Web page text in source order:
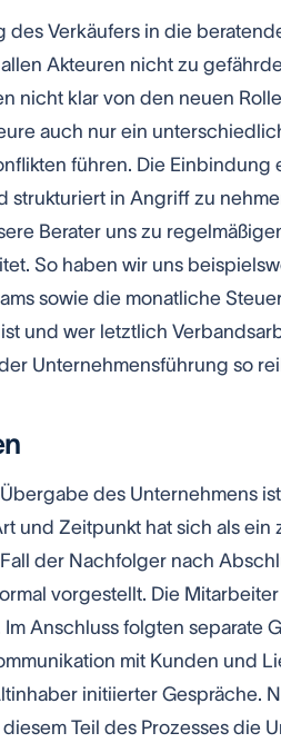
Verkäufers in die
Akteuren nicht zu
nicht klar von den neuen
auch nur ein
führen. Die
strukturiert in Angriff zu
Berater uns zu
So haben wir uns
sowie die monatliche
und wer letztlich
Unternehmensführung so
des Unternehmens
und Zeitpunkt hat sich als
der Nachfolger nach
vorgestellt. Die
Anschluss folgten separate
mit Kunden und
initiierter Gespräche.
Teil des Prozesses